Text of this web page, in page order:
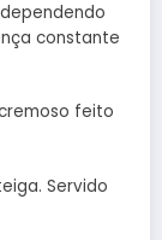
constante
feito
Servido